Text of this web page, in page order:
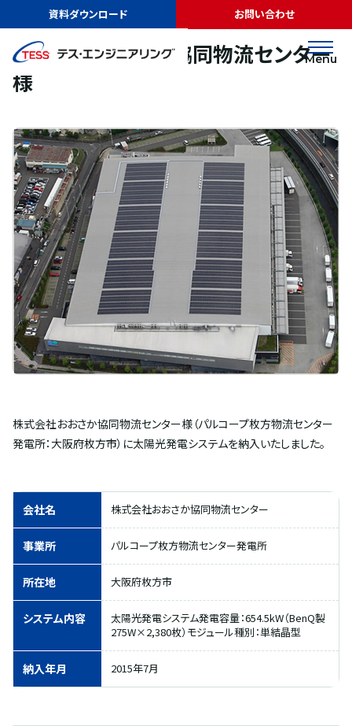
資料ダウンロード お問い合わせ
Menu
実績紹介 株式会社おおさか協同物流センター様
太陽光発電 屋根
株式会社おおさか協同物流センター
様
株式会社おおさか協同物流センター様（パルコープ枚方物流センター
発電所：大阪府枚方市）に太陽光発電システムを納入いたしました。
会社名 株式会社おおさか協同物流センター
事業所 パルコープ枚方物流センター発電所
所在地 大阪府枚方市
システム内容
太陽光発電システム発電容量：654.5kW（BenQ製
275W×2,380枚）モジュール種別：単結晶型
納入年月 2015年7月